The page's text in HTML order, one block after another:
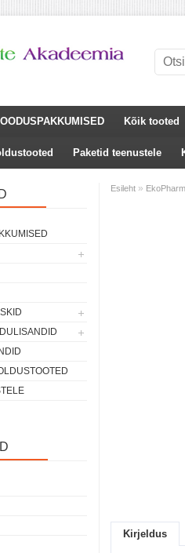
Kõik tooted
Paketid teenustele
Esileht »
Kirjeldus